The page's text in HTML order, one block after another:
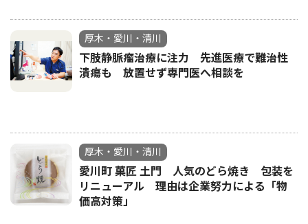
厚木・愛川・清川
下肢静脈瘤治療に注力 先進医療で難治性
潰瘍も 放置せず専門医へ相談を
厚木・愛川・清川
愛川町 菓匠 土門 人気のどら焼き 包装を
リニューアル 理由は企業努力による「物
価高対策」